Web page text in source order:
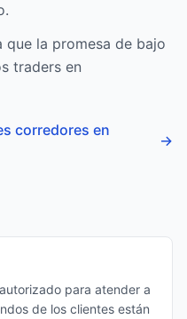
que la promesa de bajo
traders en
corredores en
→
para atender a
de los clientes están